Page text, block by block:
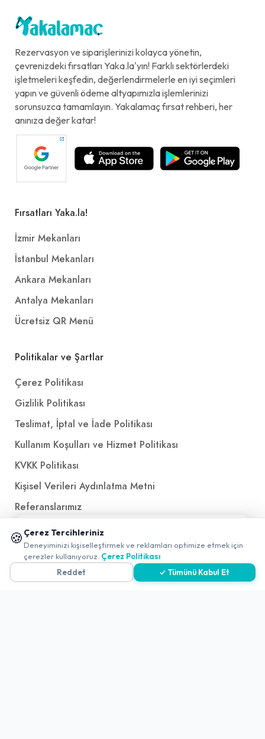
Rezervasyon ve siparişlerinizi kolayca yönetin,
çevrenizdeki fırsatları Yaka.la'yın! Farklı sektörlerdeki
işletmeleri keşfedin, değerlendirmelerle en iyi seçimleri
yapın ve güvenli ödeme altyapımızla işlemlerinizi
sorunsuzca tamamlayın. Yakalamaç fırsat rehberi, her
anınıza değer katar!
Fırsatları Yaka.la!
İzmir Mekanları
İstanbul Mekanları
Ankara Mekanları
Antalya Mekanları
Ücretsiz QR Menü
Politikalar ve Şartlar
Çerez Politikası
Gizlilik Politikası
Teslimat, İptal ve İade Politikası
Kullanım Koşulları ve Hizmet Politikası
KVKK Politikası
Kişisel Verileri Aydınlatma Metni
Referanslarımız
İletişim
iletisim@yakalamac.com.tr
Dokuz Eylül Üniversitesi Teknoparkı Adatepe Mah.
🍪 Çerez Tercihleriniz
Deneyiminizi kişiselleştirmek ve reklamları optimize etmek için
çerezler kullanıyoruz. Çerez Politikası
Reddet
✓ Tümünü Kabul Et
📱 Mobil uygulamamızı keşfedin!
✖